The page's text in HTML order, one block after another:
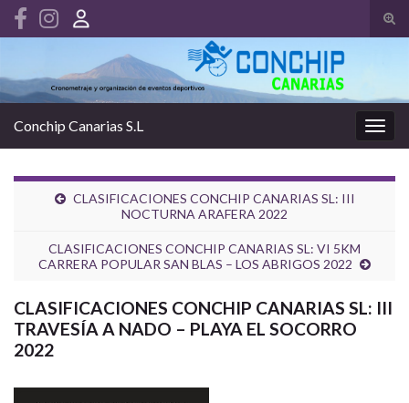
el
Search for:
la
Conchip Canarias S.L
CLASIFICACIONES CONCHIP CANARIAS SL: III
NOCTURNA ARAFERA 2022
CLASIFICACIONES CONCHIP CANARIAS SL: VI 5KM
CARRERA POPULAR SAN BLAS – LOS ABRIGOS 2022
CLASIFICACIONES CONCHIP CANARIAS SL: III
TRAVESÍA A NADO – PLAYA EL SOCORRO
2022